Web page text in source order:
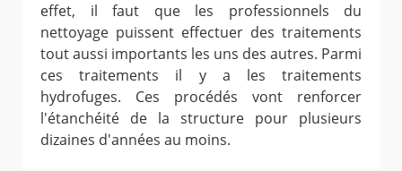
effet, il faut que les professionnels du
nettoyage puissent effectuer des traitements
tout aussi importants les uns des autres. Parmi
ces traitements il y a les traitements
hydrofuges. Ces procédés vont renforcer
l'étanchéité de la structure pour plusieurs
dizaines d'années au moins.